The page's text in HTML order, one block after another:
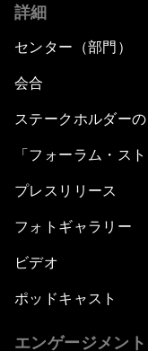
詳細
センター（部門）
会合
ステークホルダー
「フォーラム・スト
プレスリリース
フォトギャラリー
ビデオ
ポッドキャスト
エンゲージメント